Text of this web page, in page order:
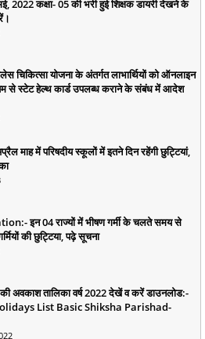
2022 कक्षा- 05 की भरी हुई शिक्षक डायरी देखने के
चिकित्सा योजना के अंतर्गत लाभार्थियों को ऑनलाइन
से स्टेट हेल्थ कार्ड उपलब्ध कराने के संबंध में आदेश
माह में परिषदीय स्कूलों में इतने दिन रहेंगी छुट्टियां,
इन 04 राज्यों में भीषण गर्मी के चलते समय से
की छुट्टिया, पढ़े सूचना
की अवकाश तालिका वर्ष 2022 देखें व करें डाउनलोड:-
List Basic Shiksha Parishad-